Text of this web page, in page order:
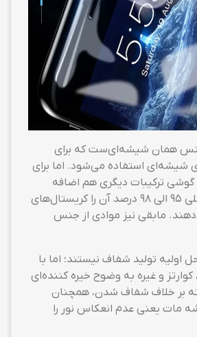
همان شیشه‌ای‌ست که برای
شیشه‌ای استفاده می‌شود. اما برای
ترکیبات دیگری هم اضافه
می‌شوند. به طور کلی ۹۵ الی ۹۸ درصد آن را کریستال‌های
مابقی نیز موادی از جنس
اولیه تولید شفاف نیستند؛ اما با
و غیره به وضوح خیره کننده‌ای
بر خلاف شفاف شدن، همچنان
مات یعنی عدم انعکاس نور را